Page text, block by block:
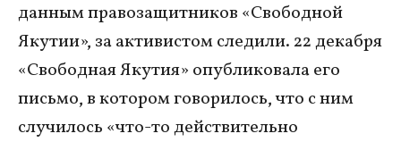
данным правозащитников «Свободной
Якутии», за активистом следили. 22 декабря
«Свободная Якутия» опубликовала его
письмо, в котором говорилось, что с ним
случилось «что-то действительно